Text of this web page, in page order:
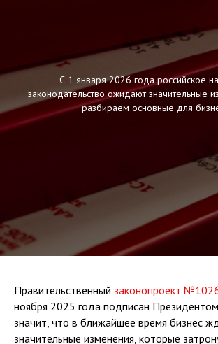
С 1 января 2026 года российское
законодательство ожидают значительные
разбираем основные для
Правительственный законопроект
ноября 2025 года подписан
значит, что в ближайшее время бизнес
значительные изменения, которые